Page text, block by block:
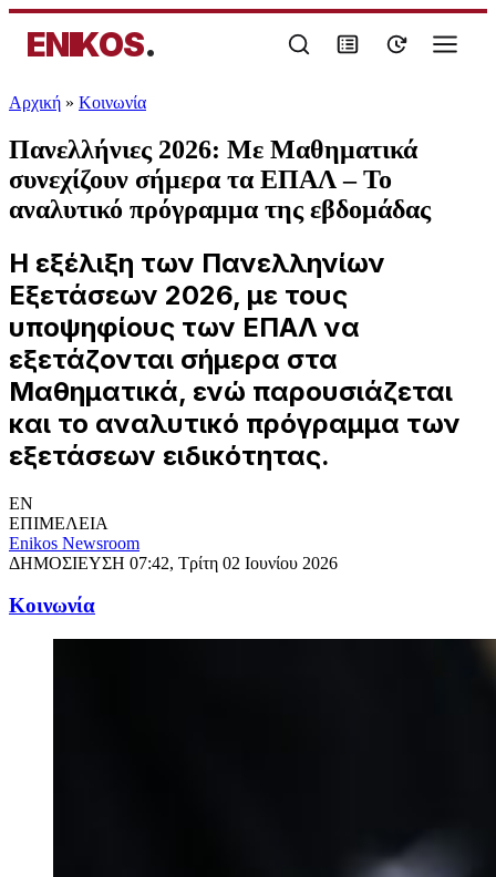
ENIKOS.
Αρχική » Κοινωνία
Πανελλήνιες 2026: Με Μαθηματικά
συνεχίζουν σήμερα τα ΕΠΑΛ – Το
αναλυτικό πρόγραμμα της εβδομάδας
Η εξέλιξη των Πανελληνίων
Εξετάσεων 2026, με τους
υποψηφίους των ΕΠΑΛ να
εξετάζονται σήμερα στα
Μαθηματικά, ενώ παρουσιάζεται
και το αναλυτικό πρόγραμμα των
εξετάσεων ειδικότητας.
EN
ΕΠΙΜΕΛΕΙΑ
Enikos Newsroom
ΔΗΜΟΣΙΕΥΣΗ 07:42, Τρίτη 02 Ιουνίου 2026
Κοινωνία